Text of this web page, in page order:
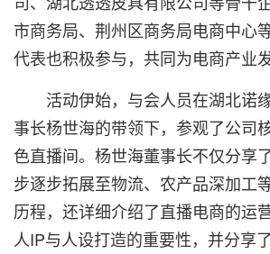
市商务局、荆州区商务局电商中心
代表也积极参与，共同为电商产业
活动伊始，与会人员在湖北诺
事长杨世海的带领下，参观了公司
色直播间。杨世海董事长不仅分享
步逐步拓展至物流、农产品深加工
历程，还详细介绍了直播电商的运
人IP与人设打造的重要性，并分享